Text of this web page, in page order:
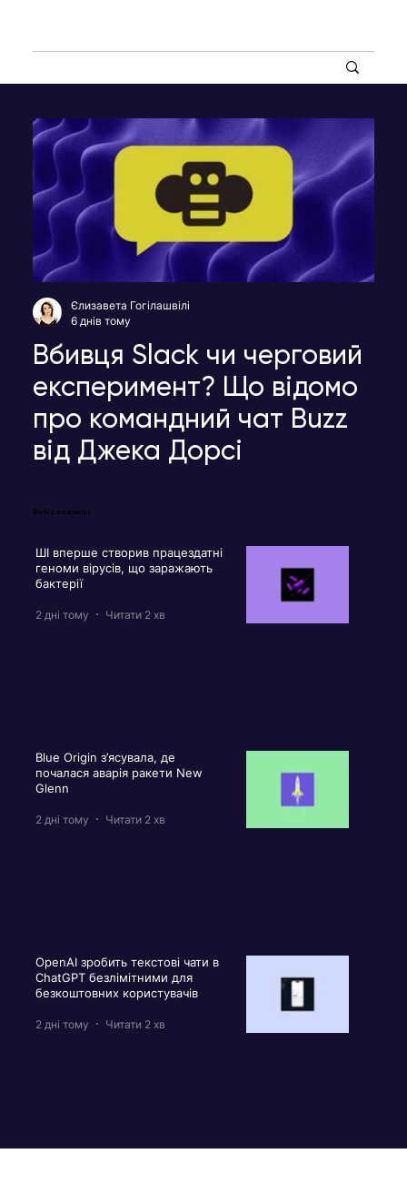
Вбивця Slack чи черговий
експеримент? Що відомо
про командний чат Buzz
від Джека Дорсі
Єлизавета Гогілашвілі
6 днів тому
Вибір редакції
ШІ вперше створив працездатні
геноми вірусів, що заражають
бактерії
2 дні тому Читати 2 хв
Blue Origin з’ясувала, де
почалася аварія ракети New
Glenn
2 дні тому Читати 2 хв
OpenAI зробить текстові чати в
ChatGPT безлімітними для
безкоштовних користувачів
2 дні тому Читати 2 хв